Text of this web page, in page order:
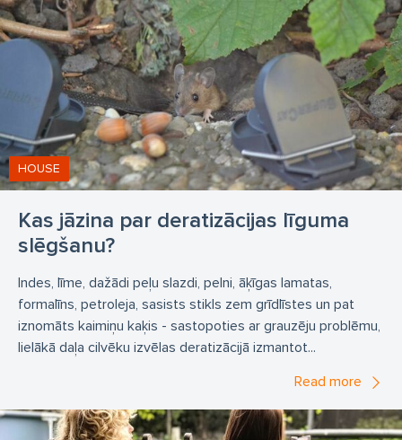
sarkano skudru iznīcināšana
faraonskudru iznīcināšana
kožu iznīcināšana
lapseņu iznīcināšana
iršu iznīcināšana
sirseņu iznīcināšana
odu iznīcināšana
mušu iznīcināšana
Žurku apkarošana
žurku likvidēšana
kaitēkļu apkarošana
kaitēkļu likvidēšana
kukaiņu apkarošana
kukaiņu likvidēšana
dezinfekcija Deratizācijas līgumi
lēti deratizācijas līgumi
deratizācija slimnīcās
dezinfekcija slimnīcās
dezinsekcija slimnīcās
dezinfekcija bērnudārzos
dezinsekcija skolās
dezinfekcija skolās
dezinfekcija kafejnīcās
Kas jāzina par deratizācijas līguma
slēgšanu?
HOUSE
Indes, līme, dažādi peļu slazdi, pelni, āķīgas lamatas,
formalīns, petroleja, sasists stikls zem grīdlīstes un pat
iznomāts kaimiņu kaķis - sastopoties ar grauzēju problēmu,
lielākā daļa cilvēku izvēlas deratizācijā izmantot...
Read more